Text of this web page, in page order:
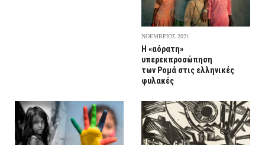
ΝΟΕΜΒΡΙΟΣ 2021
Η «αόρατη»
υπερεκπροσώπηση
των Ρομά στις ελληνικές
φυλακές